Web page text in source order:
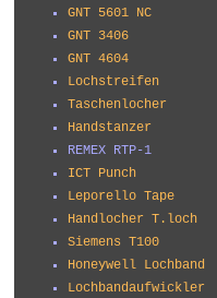
GNT 5601 NC
GNT 3406
GNT 4604
Lochstreifen
Taschenlocher
Handstanzer
REMEX RTP-1
ICT Punch
Leporello Tape
Handlocher T.loch
Siemens T100
Honeywell Lochband
Lochbandaufwickler